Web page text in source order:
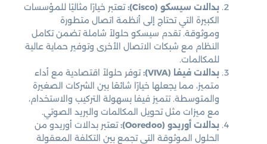
بدالات سيسكو (Cisco):
تعتبر خيارًا مثاليًا للمؤسسات
الكبيرة التي تحتاج إلى أنظمة اتصال متطورة
وموثوقة. تقدم سيسكو حلولاً شاملة تضمن تكامل
النظام مع شبكات الاتصال الأخرى وتوفير حماية عالية
للمكالمات.
بدالات فيفا (VIVA):
توفر حلولاً اقتصادية مع أداء
متميز، مما يجعلها خيارًا شائعًا بين الشركات الصغيرة
والمتوسطة. تتميز فيفا بسهولة التركيب والاستخدام،
مع ميزات مثل تحويل المكالمات والبريد الصوتي.
بدالات أوريدو (Ooredoo):
تعتبر بدالات أوريدو من
الحلول الموثوقة التي تجمع بين التكلفة المعقولة